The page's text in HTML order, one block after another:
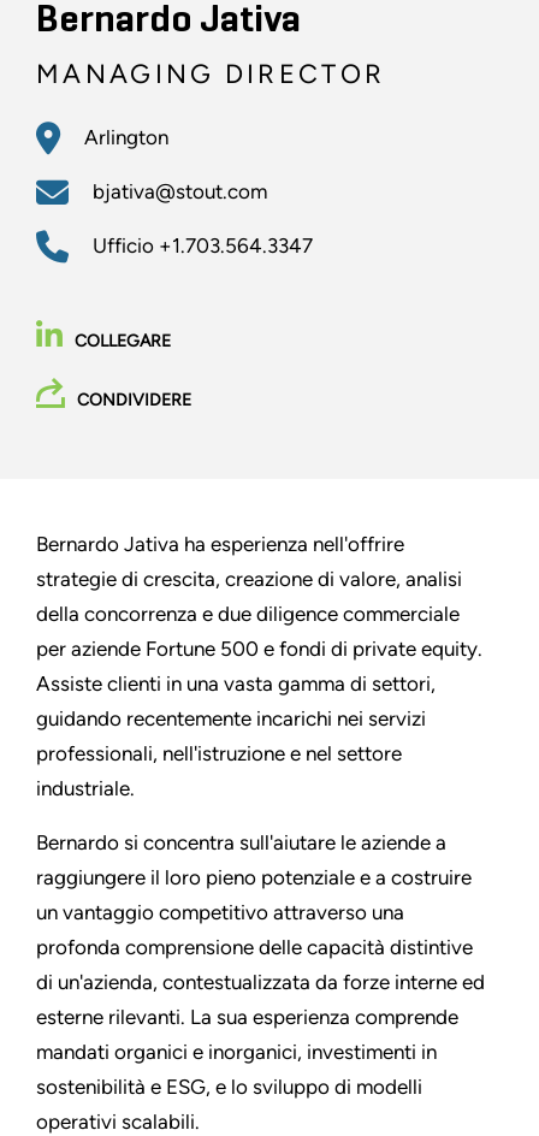
Bernardo Jativa
MANAGING DIRECTOR
Arlington
bjativa@stout.com
Ufficio +1.703.564.3347
COLLEGARE
CONDIVIDERE
Bernardo Jativa ha esperienza nell'offrire
strategie di crescita, creazione di valore, analisi
della concorrenza e due diligence commerciale
per aziende Fortune 500 e fondi di private equity.
Assiste clienti in una vasta gamma di settori,
guidando recentemente incarichi nei servizi
professionali, nell'istruzione e nel settore
industriale.
Bernardo si concentra sull'aiutare le aziende a
raggiungere il loro pieno potenziale e a costruire
un vantaggio competitivo attraverso una
profonda comprensione delle capacità distintive
di un'azienda, contestualizzata da forze interne ed
esterne rilevanti. La sua esperienza comprende
mandati organici e inorganici, investimenti in
sostenibilità e ESG, e lo sviluppo di modelli
operativi scalabili.